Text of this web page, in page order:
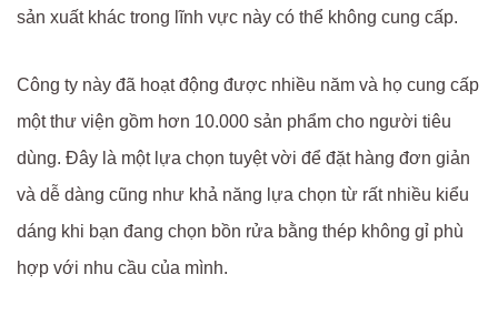
sản xuất khác trong lĩnh vực này có thể không cung cấp.
Công ty này đã hoạt động được nhiều năm và họ cung cấp
một thư viện gồm hơn 10.000 sản phẩm cho người tiêu
dùng. Đây là một lựa chọn tuyệt vời để đặt hàng đơn giản
và dễ dàng cũng như khả năng lựa chọn từ rất nhiều kiểu
dáng khi bạn đang chọn bồn rửa bằng thép không gỉ phù
hợp với nhu cầu của mình.